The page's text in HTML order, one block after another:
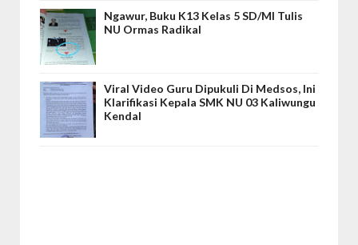
Ngawur, Buku K13 Kelas 5 SD/MI Tulis
NU Ormas Radikal
Viral Video Guru Dipukuli Di Medsos, Ini
Klarifikasi Kepala SMK NU 03 Kaliwungu
Kendal